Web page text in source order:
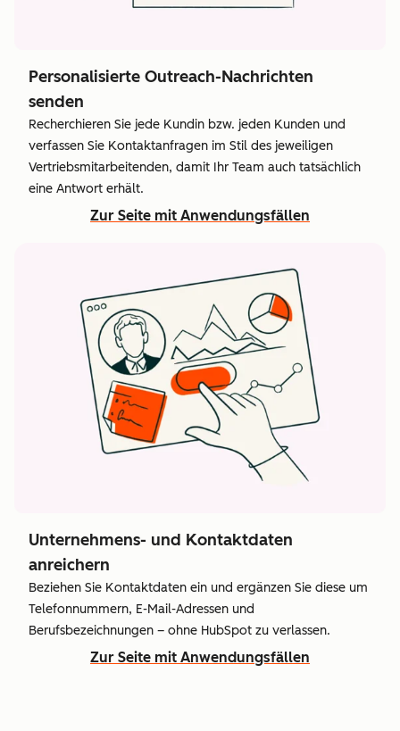
Personalisierte Outreach-Nachrichten
senden
Recherchieren Sie jede Kundin bzw. jeden Kunden und
verfassen Sie Kontaktanfragen im Stil des jeweiligen
Vertriebsmitarbeitenden, damit Ihr Team auch tatsächlich
eine Antwort erhält.
Zur Seite mit Anwendungsfällen
Unternehmens- und Kontaktdaten
anreichern
Beziehen Sie Kontaktdaten ein und ergänzen Sie diese um
Telefonnummern, E-Mail-Adressen und
Berufsbezeichnungen – ohne HubSpot zu verlassen.
Zur Seite mit Anwendungsfällen